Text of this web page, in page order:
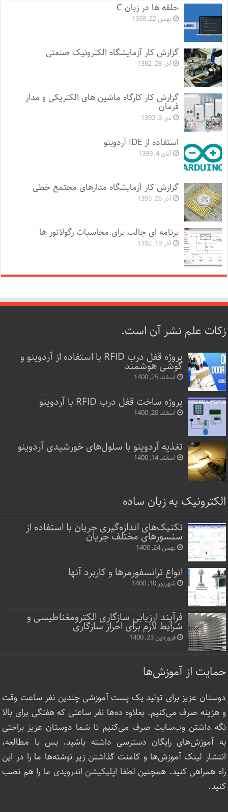
حلقه ها در زبان C
بهمن 22, 1398
گزارش کار آزمایشگاه الکترونیک صنعتی
آذر 28, 1392
گزارش کار کارگاه ماشین های الکتریکی و مدار
فرمان
دی 3, 1393
استفاده از IDE آردوینو
آبان 4, 1399
گزارش کار آزمایشگاه مدارهای مجتمع خطی
آذر 26, 1393
برنامه ای جالب برای محاسبات رگولاتور ها
آذر 19, 1392
زکات علم نشر آن است.
پروژه قفل‌ درب RFID با استفاده از آردوینو و
گوشی هوشمند
اسفند 25, 1400
پروژه ساخت قفل‌ درب RFID با آردوینو
اسفند 20, 1400
تغذیه آردوینو با سلول‌های خورشیدی آردوینو
اسفند 14, 1400
الکترونیک به زبان ساده
تکنیک‌های اندازه‌گیری جریان با استفاده از
سنسورهای مختلف جریان
بهمن 24, 1400
انواع ترانسفورمرها و کاربرد آنها
شهریور 10, 1400
فرآیند ارزیابی سازگاری الکترومغناطیسی و
شرایط لازم برای احراز سازگاری
فروردین 23, 1400
حمایت از آموزش‌ها
دوستان عزیز برای تولید یک پست آموزشی چندین نفر ساعت‌ وقت
و هزینه صرف می‌کنیم. بعلاوه ده‌ها نفر ساعتی که هفتگی برای بالا
نگه داشتن وب‌سایت صرف ‌می‌کنیم تا شما دوستان عزیز براحتی
به آموزش‌های رایگان دسترسی داشته باشید. پس با مطالعه،
انتشار لینک‌ آموزش‌ها و کامنت گذاشتن زیر نوشته‌‌ها ما را در این
راه همراهی کنید. همچنین لطفا اپلیکیشن اندرویدی ما را هم نصب
کنید.